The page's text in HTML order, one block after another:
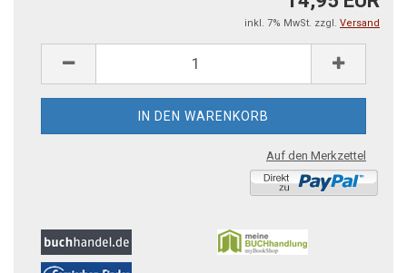
inkl. 7% MwSt. zzgl. Versand
Auf den Merkzettel